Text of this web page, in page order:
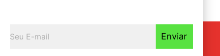
Enviar
Av. Tarraf, 2570/2580 - Jardim